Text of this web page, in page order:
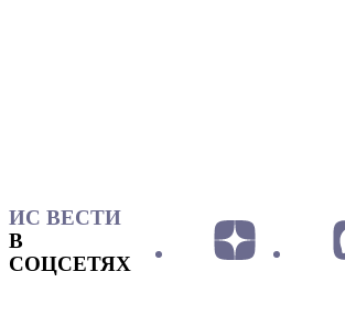
ИС ВЕСТИ
В
СОЦСЕТЯХ